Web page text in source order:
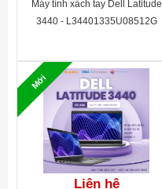
Máy tính xách tay Dell Latitude
3440 - L34401335U08512G
Mới
Liên hệ